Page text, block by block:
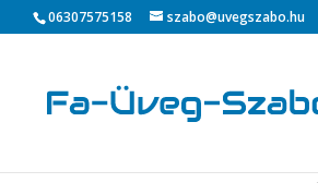
06307575158 szabo@uvegszabo.hu